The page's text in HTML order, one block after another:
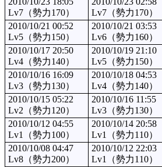
Lv7（勢力170）
Lv7（勢力170）
2010/10/21 00:52
Lv5（勢力150）
2010/10/21 03:53
Lv6（勢力160）
2010/10/17 20:50
Lv4（勢力140）
2010/10/19 21:10
Lv5（勢力150）
2010/10/16 16:09
Lv3（勢力130）
2010/10/18 04:53
Lv4（勢力140）
2010/10/15 05:22
Lv2（勢力120）
2010/10/16 11:55
Lv3（勢力130）
2010/10/12 04:55
Lv1（勢力100）
2010/10/14 20:58
Lv1（勢力110）
2010/10/08 04:47
Lv8（勢力200）
2010/10/12 22:03
Lv1（勢力110）